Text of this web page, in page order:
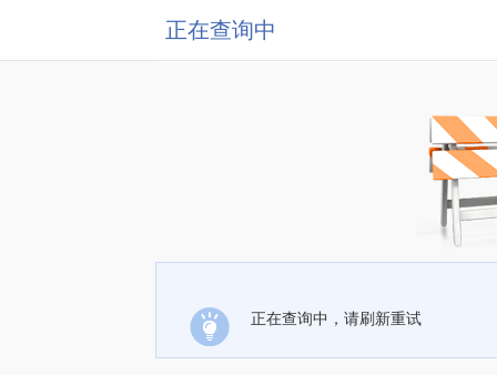
正在查询中
正在查询中，请刷新重试